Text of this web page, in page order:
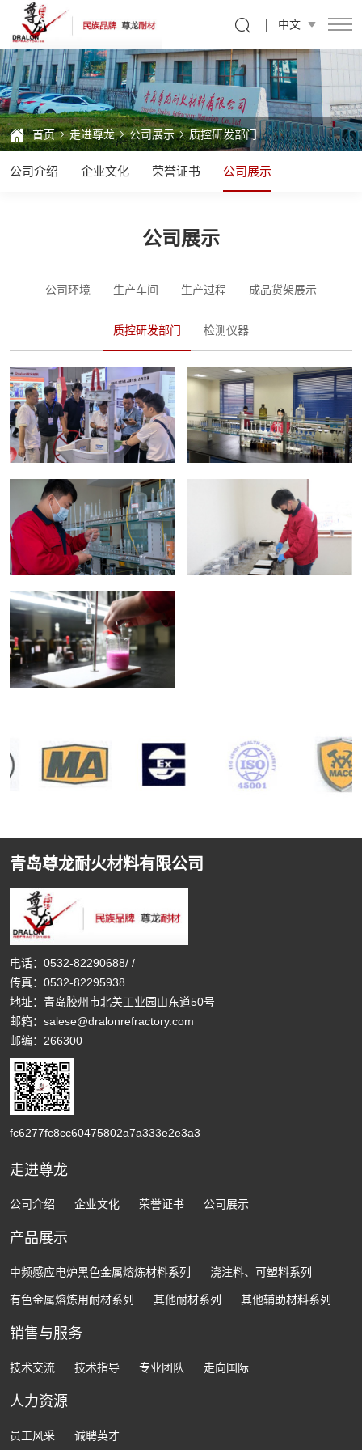
中文
控
研
发
部
门
首页 走进尊龙 公司展示 质控研发部门
公司介绍 企业文化 荣誉证书 公司展示
公司展示
公司环境 生产车间 生产过程 成品货架展示
质控研发部门 检测仪器
青岛尊龙耐火材料有限公司
电话： 0532-82290688/ /
传真：0532-82295938
地址：青岛胶州市北关工业园山东道50号
邮箱： salese@dralonrefractory.com
邮编：266300
fc6277fc8cc60475802a7a333e2e3a3
走进尊龙
公司介绍 企业文化 荣誉证书 公司展示
产品展示
中频感应电炉黑色金属熔炼材料系列 浇注料、可塑料系列
有色金属熔炼用耐材系列 其他耐材系列 其他辅助材料系列
销售与服务
技术交流 技术指导 专业团队 走向国际
人力资源
员工风采 诚聘英才